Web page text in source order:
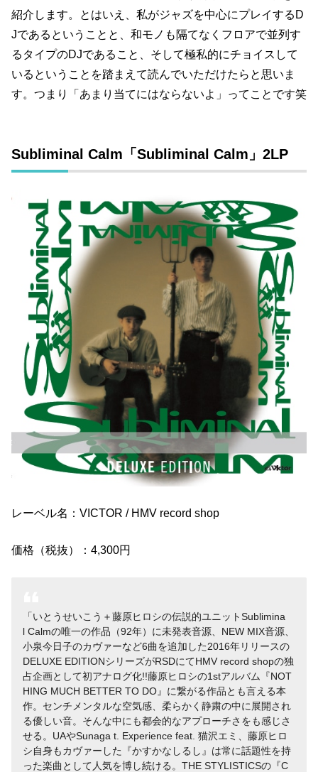
紹介します。とはいえ、私がジャズを中心にプレイするD
Jであるということと、和モノも隔てなくフロアで並列す
るタイプのDJであること、そして極私的にチョイスして
いるということを踏まえて読んでいただけたらと思いま
す。つまり「あまり当てにはならないよ」ってことです笑
Subliminal Calm「Subliminal Calm」2LP
レーベル名：VICTOR / HMV record shop
価格（税抜）：4,300円
いとうせいこう＋藤原ヒロシの伝説的ユニットSublimina
l Calmの唯一の作品（92年）に未発表音源、NEW MIX音源、
小泉今日子のカヴァーなど6曲を追加した2016年リリースの
DELUXE EDITIONシリーズがRSDにてHMV record shopの独
占企画として初アナログ化!!藤原ヒロシの1stアルバム『NOT
HING MUCH BETTER TO DO』に繋がる作品とも言える本
作。センチメンタルな空気感、柔らかく静粛の中に展開され
る優しい音。そんな中にも都会的なアプローチさをも感じさ
せる。UAやSunaga t. Experience feat. 猫沢エミ、藤原ヒロ
シ自身もカヴァーした『かすかなしるし』は常に話題性を持
った楽曲として人気を博し続ける。THE STYLISTICSの『C